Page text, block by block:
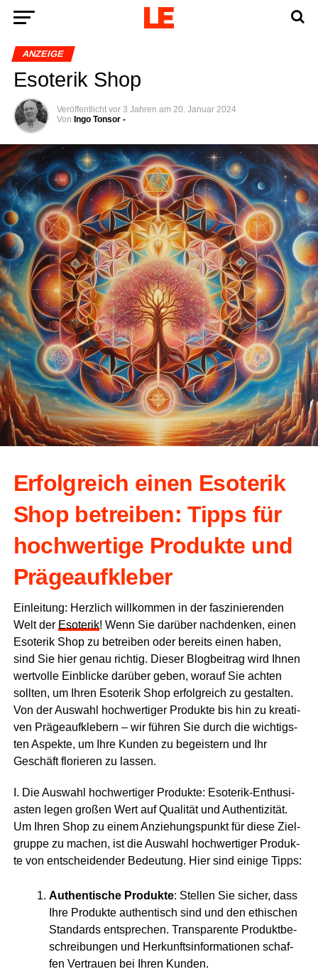
ANZEIGE
Eso­te­rik Shop
Veröffentlicht vor 3 Jahren am 20. Januar 2024
Von Ingo Tonsor -
Erfolg­reich einen Eso­te­rik
Shop betrei­ben: Tipps für
hoch­wer­ti­ge Pro­duk­te und
Prägeaufkleber
Ein­lei­tung: Herz­lich will­kom­men in der fas­zi­nie­ren­den
Welt der Eso­te­rik! Wenn Sie dar­über nach­den­ken, einen
Eso­te­rik Shop zu betrei­ben oder bereits einen haben,
sind Sie hier genau rich­tig. Die­ser Blog­bei­trag wird Ihnen
wert­vol­le Ein­bli­cke dar­über geben, wor­auf Sie ach­ten
soll­ten, um Ihren Eso­te­rik Shop erfolg­reich zu gestal­ten.
Von der Aus­wahl hoch­wer­ti­ger Pro­duk­te bis hin zu krea­ti­
ven Prä­ge­auf­kle­bern – wir füh­ren Sie durch die wich­tigs­
ten Aspek­te, um Ihre Kun­den zu begeis­tern und Ihr
Geschäft flo­rie­ren zu lassen.
I. Die Aus­wahl hoch­wer­ti­ger Pro­duk­te: Eso­te­rik-Enthu­si­
as­ten legen gro­ßen Wert auf Qua­li­tät und Authen­ti­zi­tät.
Um Ihren Shop zu einem Anzie­hungs­punkt für die­se Ziel­
grup­pe zu machen, ist die Aus­wahl hoch­wer­ti­ger Pro­duk­
te von ent­schei­den­der Bedeu­tung. Hier sind eini­ge Tipps:
Authen­ti­sche Pro­duk­te: Stel­len Sie sicher, dass
Ihre Pro­duk­te authen­tisch sind und den ethi­schen
Stan­dards ent­spre­chen. Trans­pa­ren­te Pro­dukt­be­
schrei­bun­gen und Her­kunfts­in­for­ma­tio­nen schaf­
fen Ver­trau­en bei Ihren Kunden.